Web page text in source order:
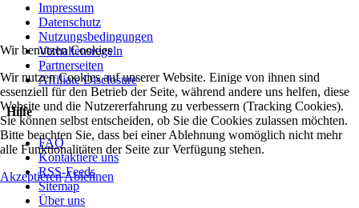
Impressum
Datenschutz
Nutzungsbedingungen
Verhaltensregeln
Partnerseiten
Affiliate Disclosure
Hilfe
FAQ
Kontaktiere uns
RSS-Feeds
Sitemap
Über uns
Wir benutzen Cookies
Wir nutzen Cookies auf unserer Website. Einige von ihnen sind
essenziell für den Betrieb der Seite, während andere uns helfen, diese
Website und die Nutzererfahrung zu verbessern (Tracking Cookies).
Sie können selbst entscheiden, ob Sie die Cookies zulassen möchten.
Bitte beachten Sie, dass bei einer Ablehnung womöglich nicht mehr
alle Funktionalitäten der Seite zur Verfügung stehen.
AkzeptierenAblehnen